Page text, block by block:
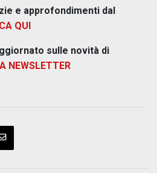
e approfondimenti dal
QUI
sulle novità di
NEWSLETTER